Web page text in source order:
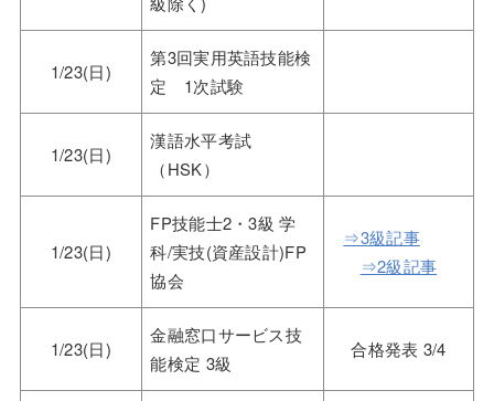
1/23(日)
第3回実用英語技能検
定 1次試験
1/23(日)
漢語水平考試
（HSK）
1/23(日)
FP技能士2・3級 学
科/実技(資産設計)FP
協会
⇒3級記事
⇒2級記事
1/23(日)
金融窓口サービス技
能検定 3級
合格発表 3/4